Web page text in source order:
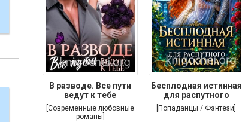
В разводе. Все пути
ведут к тебе
[Современные любовные
романы]
Бесплодная истинная
для распутного
дракона
[Попаданцы / Фэнтези]